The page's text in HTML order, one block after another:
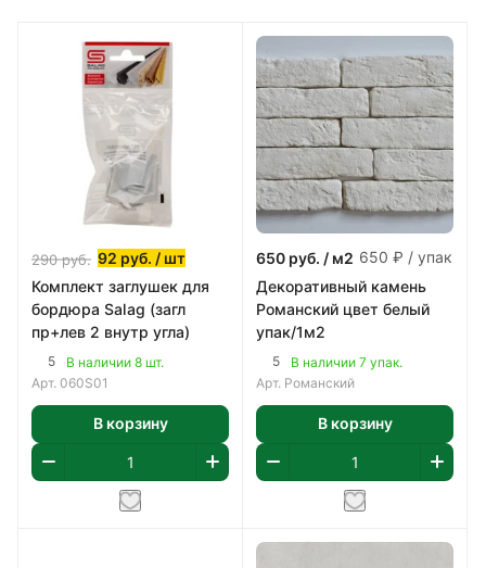
290руб. 92 руб. / шт
Комплект заглушек для
бордюра Salag (загл
пр+лев 2 внутр угла)
5
В наличии 8 шт.
Арт. 060S01
В корзину
650 руб. / м2 650 ₽ / упак
Декоративный камень
Романский цвет белый
упак/1м2
5
В наличии 7 упак.
Арт. Романский
В корзину